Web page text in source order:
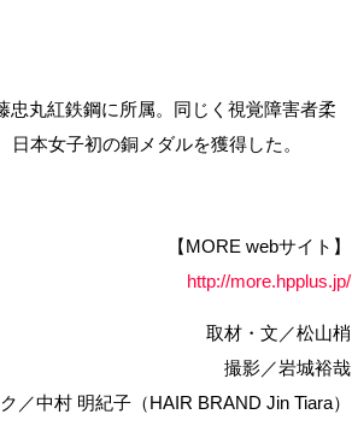
忠丸紅鉄鋼に所属。同じく視覚障害者柔
本女子初の銅メダルを獲得した。
【MORE webサイト】
http://more.hpplus.jp/
取材・文／松山梢
撮影／岩城裕哉
／中村 明紀子（HAIR BRAND Jin Tiara）